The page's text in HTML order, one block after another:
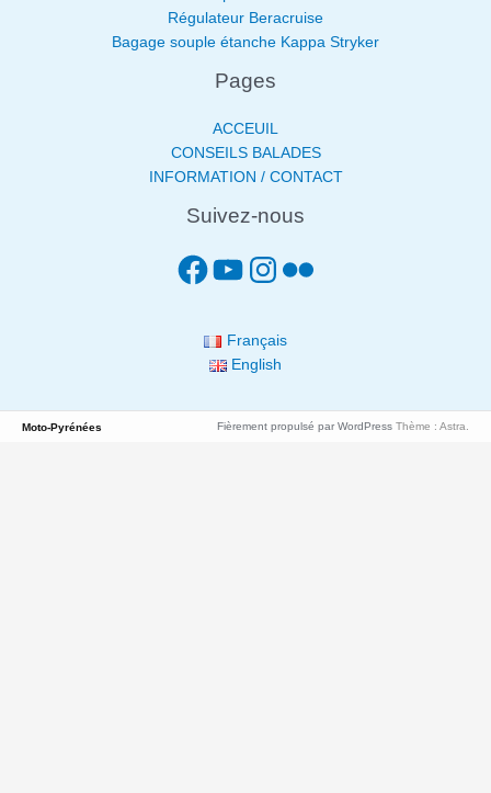
Régulateur Beracruise
Bagage souple étanche Kappa Stryker
Pages
ACCEUIL
CONSEILS BALADES
INFORMATION / CONTACT
Suivez-nous
Français
English
Moto-Pyrénées Fièrement propulsé par WordPress Thème : Astra.